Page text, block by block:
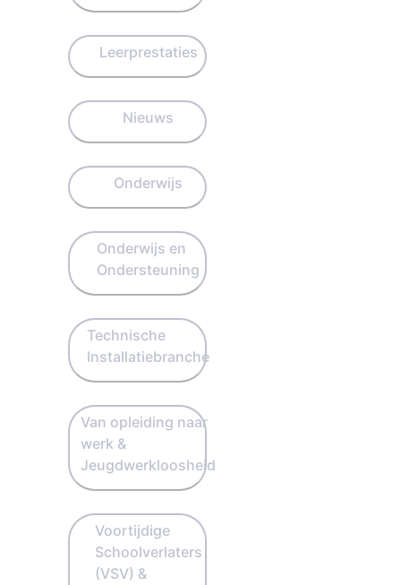
Leerprestaties
Nieuws
Onderwijs
Onderwijs en
Ondersteuning
Technische
Installatiebranche
Van opleiding naar
werk &
Jeugdwerkloosheid
Voortijdige
Schoolverlaters
(VSV) &